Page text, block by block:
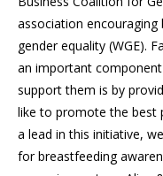
association
gender equality (WGE).
an important
support them is by
like to promote the best
a lead in this initiative,
for breastfeeding